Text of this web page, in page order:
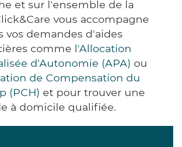
et sur l'ensemble de la
vous accompagne
vos demandes d'aides
comme l'Allocation
d'Autonomie (APA) ou
de Compensation du
(PCH) et pour trouver une
à domicile qualifiée.